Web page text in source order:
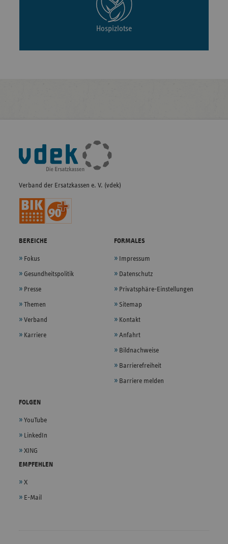
Hospizlotse
Fußleisten-
Navigation
Verband der Ersatzkassen e. V. (vdek)
BEREICHE
Fokus
Gesundheitspolitik
Presse
Themen
Verband
Karriere
FORMALES
Impressum
Datenschutz
Privatsphäre-Einstellungen
Sitemap
Kontakt
Anfahrt
Bildnachweise
Barrierefreiheit
Barriere melden
FOLGEN
YouTube
LinkedIn
XING
EMPFEHLEN
X
E-Mail